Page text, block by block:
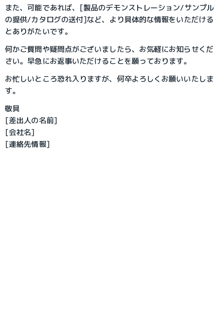
また、可能であれば、[製品のデモンストレーション/サンプル
の提供/カタログの送付]など、より具体的な情報をいただける
とありがたいです。
何かご質問や疑問点がございましたら、お気軽にお知らせくだ
さい。早急にお返事いただけることを願っております。
お忙しいところ恐れ入りますが、何卒よろしくお願いいたしま
す。
敬具
[差出人の名前]
[会社名]
[連絡先情報]